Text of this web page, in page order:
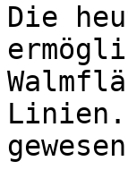
Die
Linien.